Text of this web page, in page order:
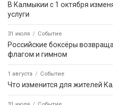
В Калмыкии с 1 октября
услуги
31 июля Событие
Российские боксёры
флагом и гимном
1 августа Событие
Что изменится для жителей